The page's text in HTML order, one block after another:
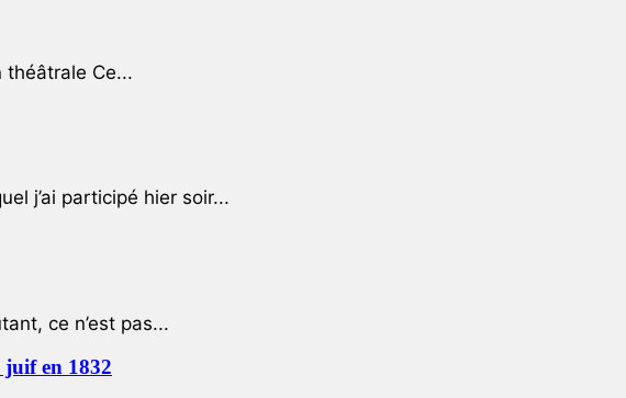
théâtrale Ce...
j’ai participé hier soir...
ce n’est pas...
en 1832